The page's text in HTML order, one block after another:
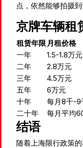
点，依然能够拍摄
京牌车辆租
租赁年限 月租价格
一年
1.5-1.8万元
二年
2.8万元
三年
4.5万元
五年
6万元
十年
每月8千-9
二十年
每月平均
结语
随着上海限行政策